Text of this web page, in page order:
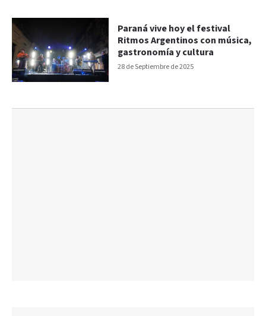
28 de Septiembre de 2025
Paraná vive hoy el festival
Ritmos Argentinos con música,
gastronomía y cultura